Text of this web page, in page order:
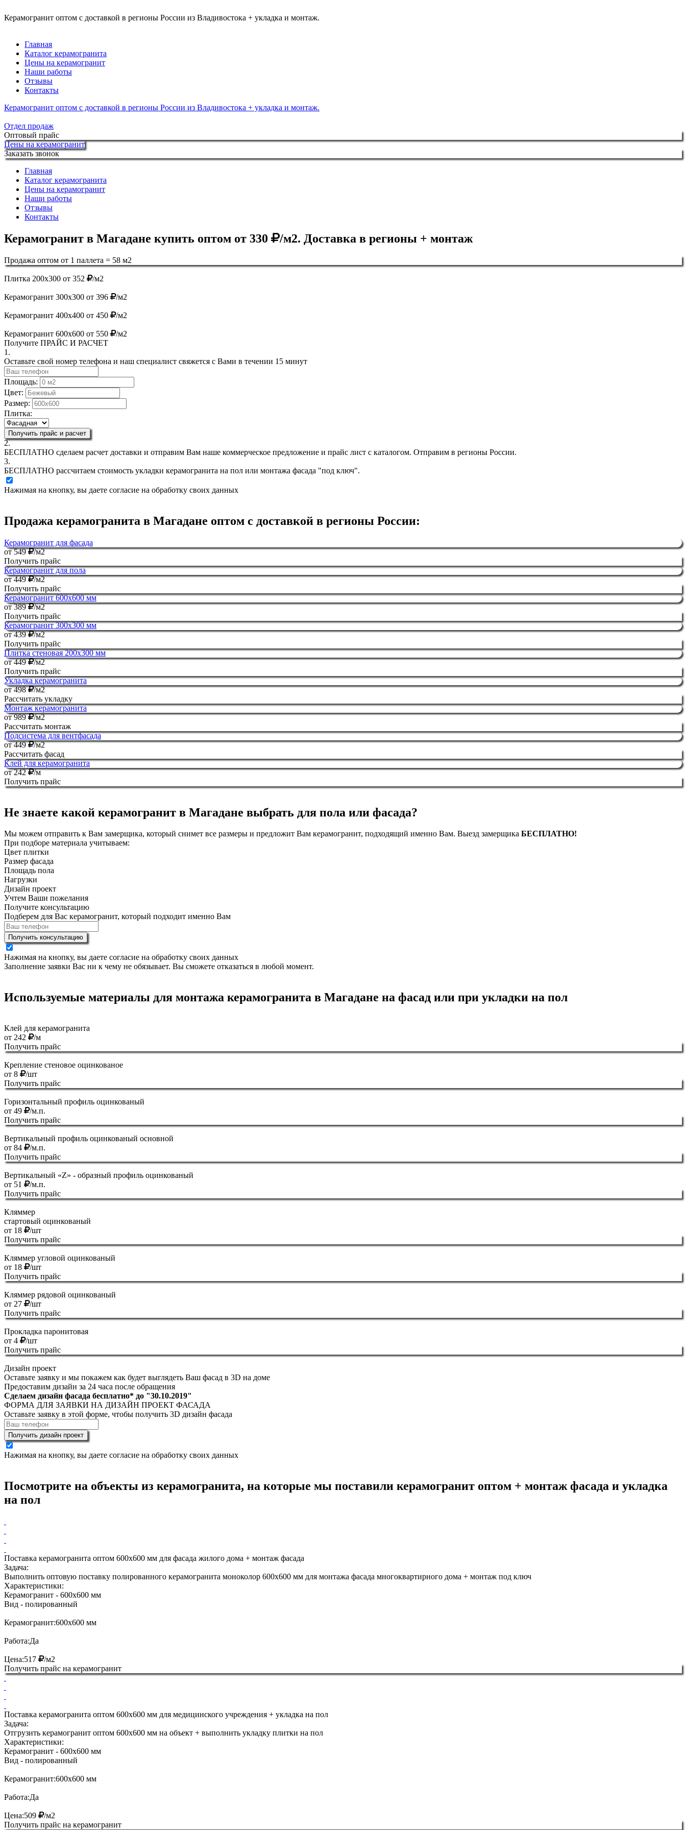
Керамогранит оптом с доставкой в регионы России из Владивостока + укладка и монтаж.
Главная
Каталог керамогранита
Цены на керамогранит
Наши работы
Отзывы
Контакты
Керамогранит оптом с доставкой в регионы России из Владивостока + укладка и монтаж.
Отдел продаж
Оптовый прайс
Цены на керамогранит
Заказать звонок
Главная
Каталог керамогранита
Цены на керамогранит
Наши работы
Отзывы
Контакты
Керамогранит в Магадане купить оптом от 330 /м2. Доставка в регионы + монтаж
Продажа оптом от 1 паллета = 58 м2
Плитка 200х300 от 352 /м2
Керамогранит 300х300 от 396 /м2
Керамогранит 400х400 от 450 /м2
Керамогранит 600х600 от 550
/м2
Получите ПРАЙС И РАСЧЕТ
1.
Оставьте свой номер телефона и наш специалист свяжется с Вами в течении 15 минут
Площадь:
Цвет:
Размер:
Плитка:
Получить прайс и расчет
2.
БЕСПЛАТНО сделаем расчет доставки и отправим Вам наше коммерческое предложение и прайс лист с каталогом. Отправим в регионы России.
3.
БЕСПЛАТНО рассчитаем стоимость укладки керамогранита на пол или монтажа фасада "под ключ".
Нажимая на кнопку, вы даете согласие на обработку своих данных
Продажа керамогранита в Магадане оптом с доставкой в регионы России:
Керамогранит для фасада
от549
/м2
Получить прайс
Керамогранит для пола
от449
/м2
Получить прайс
Керамогранит 600х600 мм
от389
/м2
Получить прайс
Керамогранит 300х300 мм
от439
/м2
Получить прайс
Плитка стеновая 200х300 мм
от449
/м2
Получить прайс
Укладка керамогранита
от498
/м2
Рассчитать укладку
Монтаж керамогранита
от989
/м2
Рассчитать монтаж
Подсистема для вентфасада
от449
/м2
Рассчитать фасад
Клей для керамогранита
от242
/м
Получить прайс
Не знаете какой керамогранит в Магадане выбрать для пола или фасада?
Мы можем отправить к Вам замерщика, который снимет все размеры и предложит Вам керамогранит, подходящий именно Вам. Выезд замерщика БЕСПЛАТНО!
При подборе материала учитываем:
Цвет плитки
Размер фасада
Площадь пола
Нагрузки
Дизайн проект
Учтем Ваши пожелания
Получите консультацию
Подберем для Вас керамогранит, который подходит именно Вам
Получить консультацию
Нажимая на кнопку, вы даете согласие на обработку своих данных
Заполнение заявки Вас ни к чему не обязывает. Вы сможете отказаться в любой момент.
Используемые материалы для монтажа керамогранита в Магадане на фасад или при укладки на пол
Клей для керамогранита
от 242
/м
Получить прайс
Крепление стеновое оцинкованое
от 8
/шт
Получить прайс
Горизонтальный профиль оцинкованый
от 49
/м.п.
Получить прайс
Вертикальный профиль оцинкованый основной
от 84
/м.п.
Получить прайс
Вертикальный «Z» - образный профиль оцинкованый
от 51
/м.п.
Получить прайс
Кляммер
стартовый оцинкованый
от 18
/шт
Получить прайс
Кляммер угловой оцинкованый
от 18
/шт
Получить прайс
Кляммер рядовой оцинкованый
от 27
/шт
Получить прайс
Прокладка паронитовая
от 4
/шт
Получить прайс
Дизайн проект
Оставьте заявку и мы покажем как будет выглядеть Ваш фасад в 3D на доме
Предоставим дизайн за 24 часа после обращения
Сделаем дизайн фасада бесплатно* до "30.10.2019"
ФОРМА ДЛЯ ЗАЯВКИ НА ДИЗАЙН ПРОЕКТ ФАСАДА
Оставьте заявку в этой форме, чтобы получить 3D дизайн фасада
Получить дизайн проект
Нажимая на кнопку, вы даете согласие на обработку своих данных
Посмотрите на объекты из керамогранита, на которые мы поставили керамогранит оптом + монтаж фасада и укладка
на пол
Поставка керамогранита оптом 600х600 мм для фасада жилого дома + монтаж фасада
Задача:
Выполнить оптовую поставку полированного керамогранита моноколор 600х600 мм для монтажа фасада многоквартирного дома + монтаж под ключ
Характеристики:
Керамогранит - 600х600 мм
Вид - полированный
Керамогранит:600х600 мм
Работа:Да
Цена:517
/м2
Получить прайс на керамогранит
Поставка керамогранита оптом 600х600 мм для медицинского учреждения + укладка на пол
Задача:
Отгрузить керамогранит оптом 600х600 мм на объект + выполнить укладку плитки на пол
Характеристики:
Керамогранит - 600х600 мм
Вид - полированный
Керамогранит:600х600 мм
Работа:Да
Цена:509
/м2
Получить прайс на керамогранит